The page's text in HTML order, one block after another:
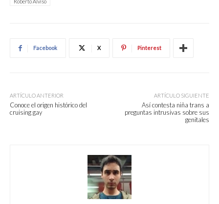
Roberto Alviso
Facebook X Pinterest
ARTÍCULO ANTERIOR
Conoce el origen histórico del
cruising gay
ARTÍCULO SIGUIENTE
Así contesta niña trans a
preguntas intrusivas sobre sus
genitales